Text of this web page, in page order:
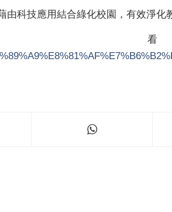
科技應用結合綠化校園，有效淨化